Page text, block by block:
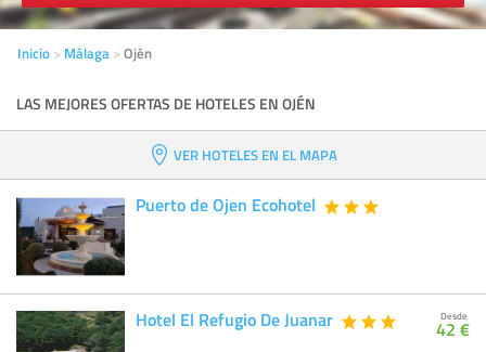
Inicio Málaga Ojén
LAS MEJORES OFERTAS DE HOTELES EN OJÉN
VER HOTELES EN EL MAPA
Puerto de Ojen Ecohotel
Hotel El Refugio De Juanar Desde
42 €